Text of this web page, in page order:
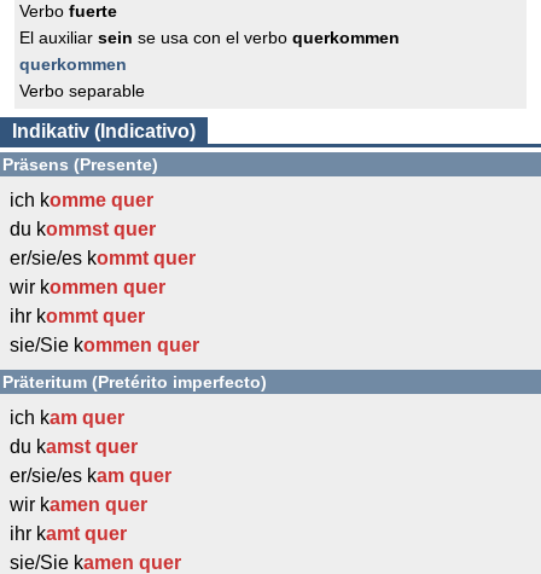
Verbo fuerte
El auxiliar sein se usa con el verbo querkommen
querkommen
Verbo separable
Indikativ (Indicativo)
Präsens (Presente)
ich komme quer
du kommst quer
er/sie/es kommt quer
wir kommen quer
ihr kommt quer
sie/Sie kommen quer
Präteritum (Pretérito imperfecto)
ich kam quer
du kamst quer
er/sie/es kam quer
wir kamen quer
ihr kamt quer
sie/Sie kamen quer